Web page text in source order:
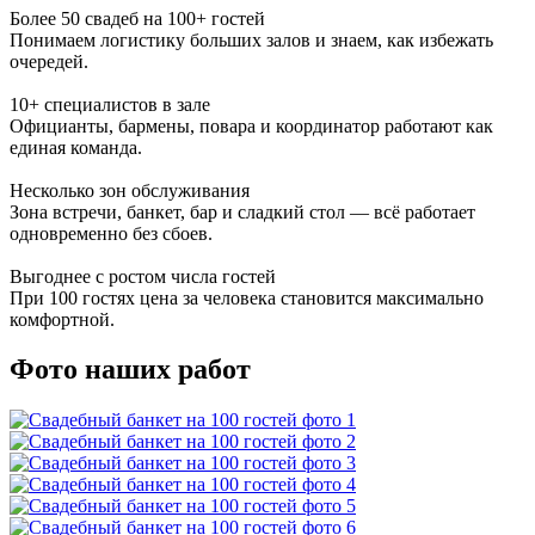
Более 50 свадеб на 100+ гостей
Понимаем логистику больших залов и знаем, как избежать
очередей.
10+ специалистов в зале
Официанты, бармены, повара и координатор работают как
единая команда.
Несколько зон обслуживания
Зона встречи, банкет, бар и сладкий стол — всё работает
одновременно без сбоев.
Выгоднее с ростом числа гостей
При 100 гостях цена за человека становится максимально
комфортной.
Фото наших работ